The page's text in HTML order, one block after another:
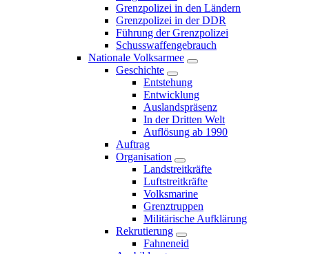
Grenzpolizei in den Ländern
Grenzpolizei in der DDR
Führung der Grenzpolizei
Schusswaffengebrauch
Nationale Volksarmee
Geschichte
Entstehung
Entwicklung
Auslandspräsenz
In der Dritten Welt
Auflösung ab 1990
Auftrag
Organisation
Landstreitkräfte
Luftstreitkräfte
Volksmarine
Grenztruppen
Militärische Aufklärung
Rekrutierung
Fahneneid